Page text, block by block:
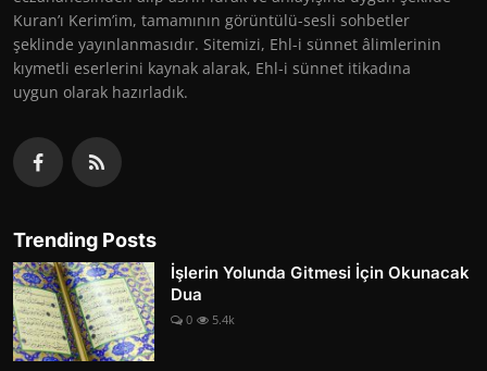
Kuran’ı Kerim’im, tamamının görüntülü-sesli sohbetler
şeklinde yayınlanmasıdır. Sitemizi, Ehl-i sünnet âlimlerinin
kıymetli eserlerini kaynak alarak, Ehl-i sünnet itikadına
uygun olarak hazırladık.
Trending Posts
İşlerin Yolunda Gitmesi İçin Okunacak
Dua
0 5.4k